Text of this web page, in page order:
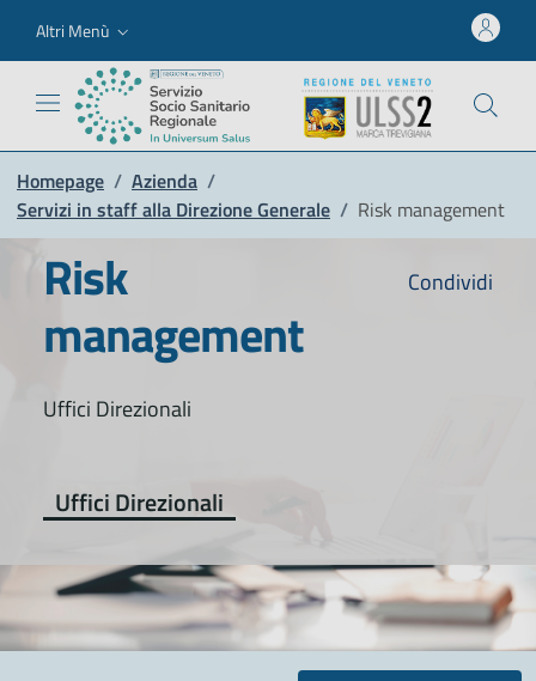
Altri Menù
Homepage / Azienda /
Servizi in staff alla Direzione Generale / Risk management
Condividi
Risk
management
Uffici Direzionali
Uffici Direzionali